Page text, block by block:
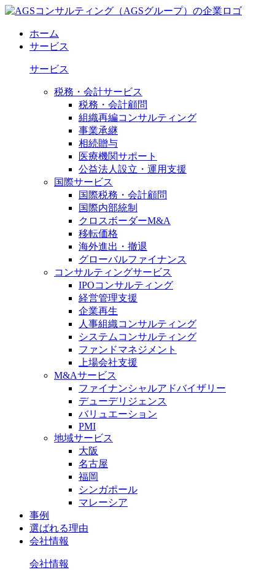
ホーム
サービス
サービス
税務・会計サービス
税務・会計顧問
組織再編コンサルティング
事業承継
相続贈与
医療機関サポート
公益法人設立・運用支援
国際サービス
国際税務・会計顧問
国際内部統制
クロスボーダーM&A
移転価格
海外進出・撤退
グローバルファイナンス
コンサルティングサービス
IPOコンサルティング
経営管理支援
企業再生
人事組織コンサルティング
システムコンサルティング
ファンドマネジメント
上場会社支援
M&Aサービス
ファイナンシャルアドバイザリー
デューデリジェンス
バリュエーション
PMI
地域サービス
大阪
名古屋
福岡
シンガポール
マレーシア
事例
選ばれる理由
会社情報
会社情報